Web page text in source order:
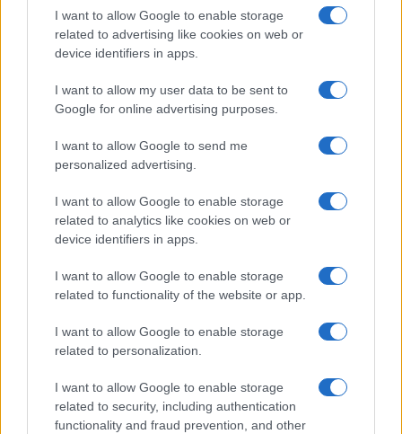
I want to allow Google to enable storage
related to advertising like cookies on web or
device identifiers in apps.
I want to allow my user data to be sent to
Google for online advertising purposes.
I want to allow Google to send me
personalized advertising.
I want to allow Google to enable storage
related to analytics like cookies on web or
device identifiers in apps.
I want to allow Google to enable storage
related to functionality of the website or app.
I want to allow Google to enable storage
related to personalization.
I want to allow Google to enable storage
related to security, including authentication
functionality and fraud prevention, and other
Investeren 24
NL Newz